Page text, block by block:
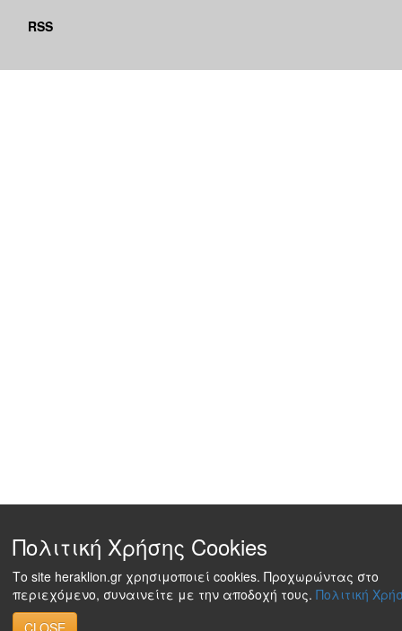
RSS
Πολιτική Χρήσης Cookies
Το site heraklion.gr χρησιμοποιεί cookies. Προχωρώντας στο
περιεχόμενο, συναινείτε με την αποδοχή τους. Πολιτική
CLOSE